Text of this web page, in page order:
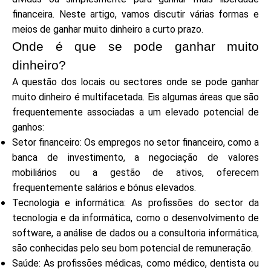
Seleção de Marca
Calculadoras
Blog
Contacte-nos
financeira. Neste artigo, vamos discutir várias formas e
meios de ganhar muito dinheiro a curto prazo.
Onde é que se pode ganhar muito
dinheiro?
A questão dos locais ou sectores onde se pode ganhar
muito dinheiro é multifacetada. Eis algumas áreas que são
frequentemente associadas a um elevado potencial de
ganhos:
Setor financeiro: Os empregos no setor financeiro, como a
banca de investimento, a negociação de valores
mobiliários ou a gestão de ativos, oferecem
frequentemente salários e bónus elevados.
Tecnologia e informática: As profissões do sector da
tecnologia e da informática, como o desenvolvimento de
software, a análise de dados ou a consultoria informática,
são conhecidas pelo seu bom potencial de remuneração.
Saúde: As profissões médicas, como médico, dentista ou